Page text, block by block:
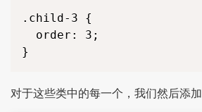
.child-3 {
  order: 3;
}
对于这些类中的每一个，我们然后添加